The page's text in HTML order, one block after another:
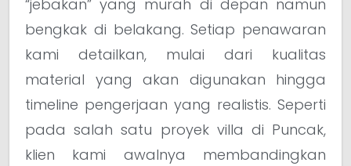
“jebakan” yang murah di depan namun
bengkak di belakang. Setiap penawaran
kami detailkan, mulai dari kualitas
material yang akan digunakan hingga
timeline pengerjaan yang realistis. Seperti
pada salah satu proyek villa di Puncak,
klien kami awalnya membandingkan